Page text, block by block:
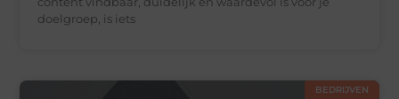
doelgroep, is iets
BEDRIJVEN